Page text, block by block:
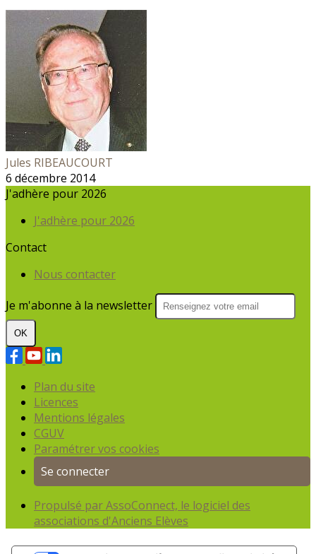
Jules RIBEAUCOURT
6 décembre 2014
J'adhère pour 2026
J'adhère pour 2026
Contact
Nous contacter
Je m'abonne à la newsletter
OK
Plan du site
Licences
Mentions légales
CGUV
Paramétrer vos cookies
Se connecter
Propulsé par AssoConnect, le logiciel des
associations d'Anciens Elèves